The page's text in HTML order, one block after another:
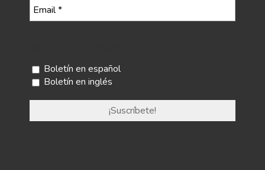
Boletín en español
Boletín en inglés